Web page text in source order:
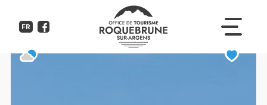
FR
Plage de la Gaillarde